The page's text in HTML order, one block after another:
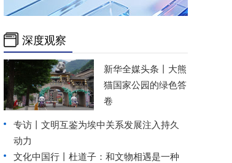
深度观察
新华全媒头条丨 大熊
猫国家公园的绿色答
卷
专访丨文明互鉴为埃中关系发展注入持久
动力
文化中国行丨杜道子：和文物相遇是一种